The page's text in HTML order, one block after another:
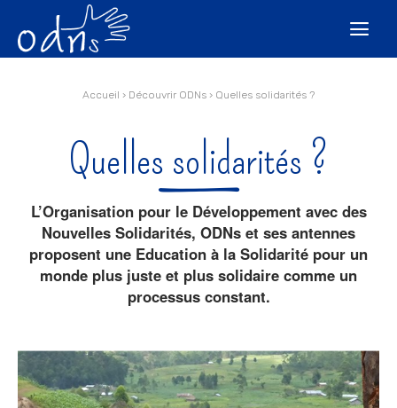

Accueil › Découvrir ODNs › Quelles solidarités ?
Quelles solidarités ?
L’Organisation pour le Développement avec des
Nouvelles Solidarités, ODNs et ses antennes
proposent une Education à la Solidarité pour un
monde plus juste et plus solidaire comme un
processus constant.